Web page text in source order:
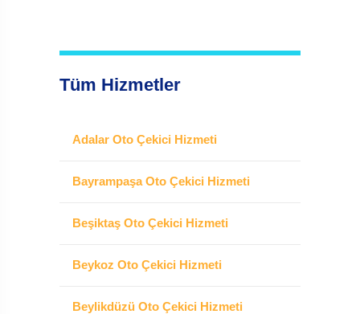
Tüm Hizmetler
Adalar Oto Çekici Hizmeti
Bayrampaşa Oto Çekici Hizmeti
Beşiktaş Oto Çekici Hizmeti
Beykoz Oto Çekici Hizmeti
Beylikdüzü Oto Çekici Hizmeti